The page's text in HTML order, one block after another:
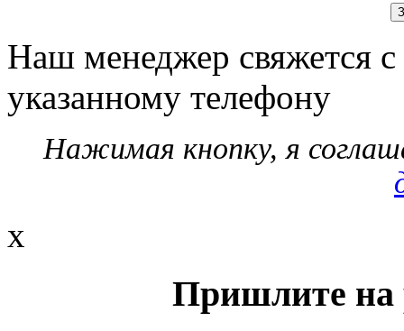
Наш менеджер свяжется
указанному телефону
Нажимая кнопку, я
x
Пришлите на